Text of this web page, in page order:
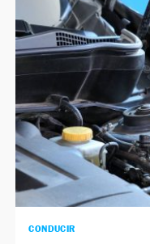
NEWSLETTER
SÍGUENOS
CONDUCIR